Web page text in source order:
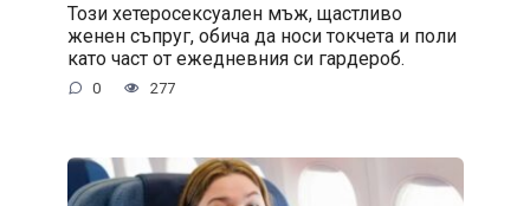
Този хетеросексуален мъж, щастливо
женен съпруг, обича да носи токчета и поли
като част от ежедневния си гардероб.
0 277